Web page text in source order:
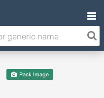
Pack Image